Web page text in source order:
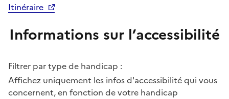
Itinéraire
Informations sur l’accessibilité
Filtrer par type de handicap :
Affichez uniquement les infos d'accessibilité qui vous
concernent, en fonction de votre handicap